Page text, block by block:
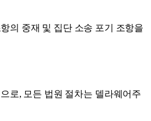
의 중재 및 집단 소송 포기 조항을
로, 모든 법원 절차는 델라웨어주